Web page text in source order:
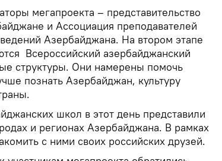
мегапроекта – представительство
и Ассоциация преподавателей
Азербайджана. На втором этапе
Всероссийский азербайджанский
структуры. Они намерены помочь
познать Азербайджан, культуру
школ в этот день представили
и регионах Азербайджана. В рамках
с ними своих российских друзей.